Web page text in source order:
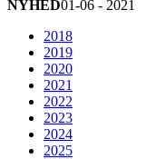
NYHED01-06 - 2021
2018
2019
2020
2021
2022
2023
2024
2025